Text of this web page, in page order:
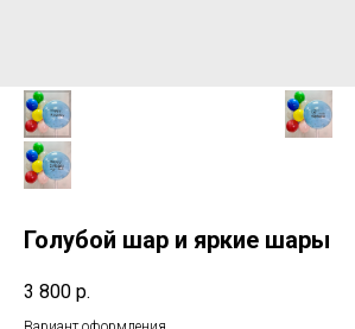
Голубой шар и яркие шары
3 800 р.